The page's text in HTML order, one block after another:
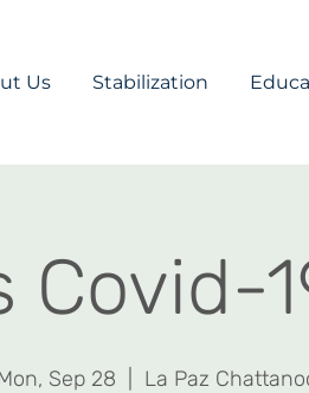
Us Stabilization
Covid-
Sep 28 La Paz